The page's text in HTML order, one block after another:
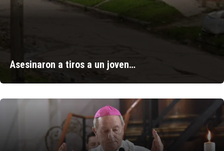
Asesinaron a tiros a un joven…